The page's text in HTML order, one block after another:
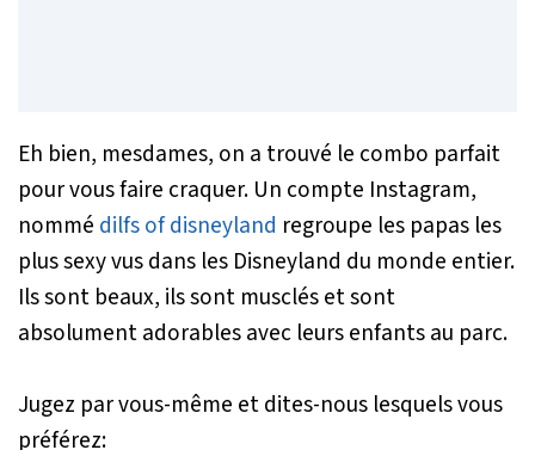
Eh bien, mesdames, on a trouvé le combo parfait
pour vous faire craquer. Un compte Instagram,
nommé dilfs of disneyland regroupe les papas les
plus sexy vus dans les Disneyland du monde entier.
Ils sont beaux, ils sont musclés et sont
absolument adorables avec leurs enfants au parc.
Jugez par vous-même et dites-nous lesquels vous
préférez: